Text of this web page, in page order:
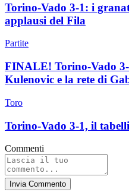
Torino-Vado 3-1: i
applausi del Fila
Partite
FINALE! Torino-Vado
Kulenovic e la rete di
Toro
Torino-Vado 3-1, il
Commenti
Invia Commento